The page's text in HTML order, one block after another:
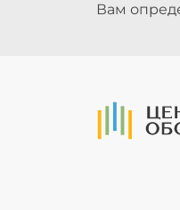
Вам
На Главную